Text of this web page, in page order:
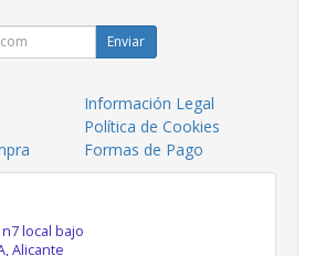
Enviar
Información Legal
Política de Cookies
Formas de Pago
local bajo
,Alicante